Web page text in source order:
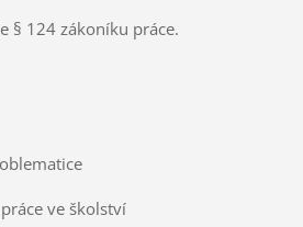
§ 124 zákoníku práce.
ve školství